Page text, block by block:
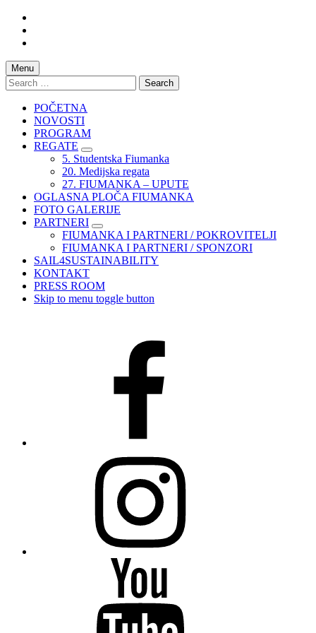
content
footer
Menu
Search
for:
POČETNA
NOVOSTI
PROGRAM
REGATE
5. Studentska Fiumanka
20. Medijska regata
27. FIUMANKA – UPUTE
OGLASNA PLOČA FIUMANKA
FOTO GALERIJE
PARTNERI
FIUMANKA I PARTNERI / POKROVITELJI
FIUMANKA I PARTNERI / SPONZORI
SAIL4SUSTAINABILITY
KONTAKT
PRESS ROOM
Skip to menu toggle button